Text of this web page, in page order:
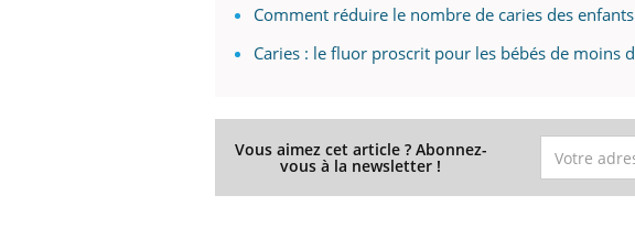
Comment réduire le nombre de caries des enfants
Caries : le fluor proscrit pour les bébés de moins
Vous aimez cet article ? Abonnez-
vous à la newsletter !